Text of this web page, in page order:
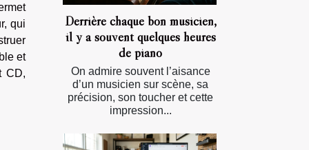
qui
et
CD,
Derrière chaque bon musicien,
il y a souvent quelques heures
de piano
On admire souvent l’aisance
d’un musicien sur scène, sa
précision, son toucher et cette
impression...